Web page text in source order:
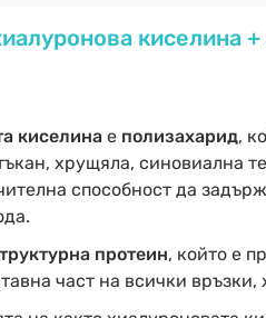
киселина
киселинае полизахарид,
хрущяла, синовиална
способност да
протеин, който е
част на всички